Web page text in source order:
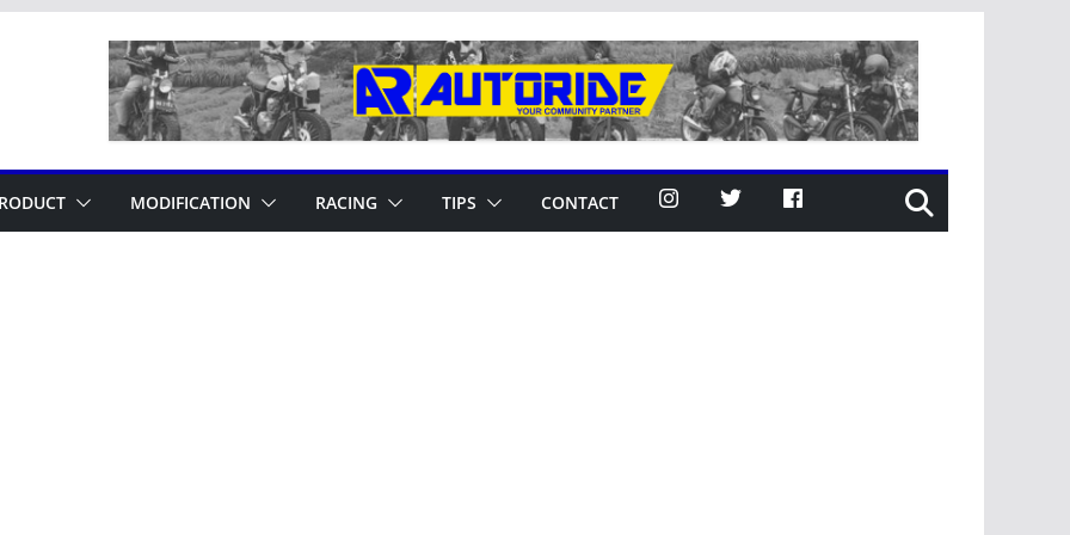
MODIFICATION RACING TIPS CONTACT